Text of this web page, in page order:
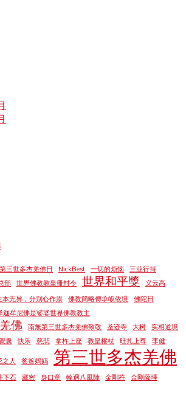
三世多杰羌佛日 NickBest 一切的烦恼
三业行持
部 世界佛教教皇冊封令 世界和平獎 义云高
本无异，分别心作祟 佛教簡略傳承皈依境
佛陀日
迦牟尼佛是娑婆世界佛教教主
佛 南無第三世多杰羌佛致敬 圣迹寺 大树
实相道境
囊
快乐 慈悲 拿杵上座 教皇權杖 旺扎上尊 李健
之人 爸爸妈妈 第三世多杰羌佛
下石 藏密 身口意 輪迴八風陣 金剛杵
金剛薩埵